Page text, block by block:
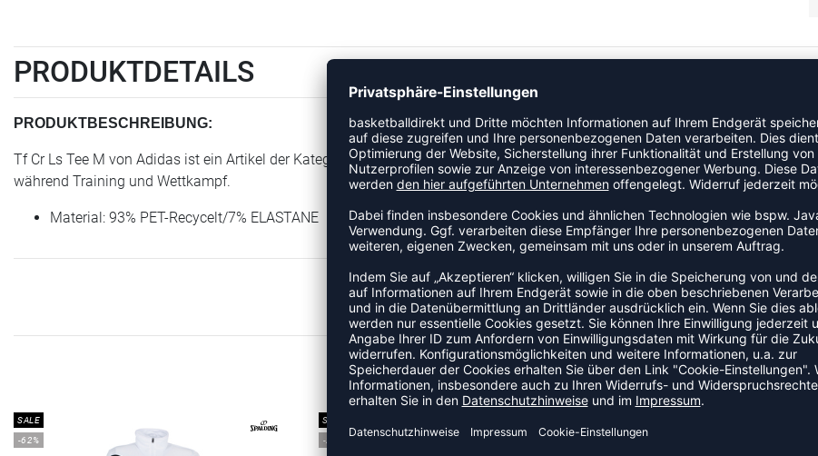
PRODUKTDETAILS
PRODUKTBESCHREIBUNG:
Tf Cr Ls Tee M von Adidas ist ein Artikel der Kategorie Longsleeve. Der luftige Schnitt sorgt für ein angenehmes Tragegefühl
während Training und Wettkampf.
Material: 93% PET-Recycelt/7% ELASTANE
ZULETZT ANGESEHEN
MEHR AUS DER KATEGORIE
SALE
-62%
SALE
-25%